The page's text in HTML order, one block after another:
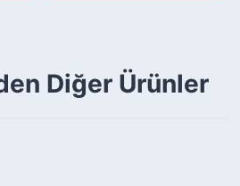
Diğer Ürünler